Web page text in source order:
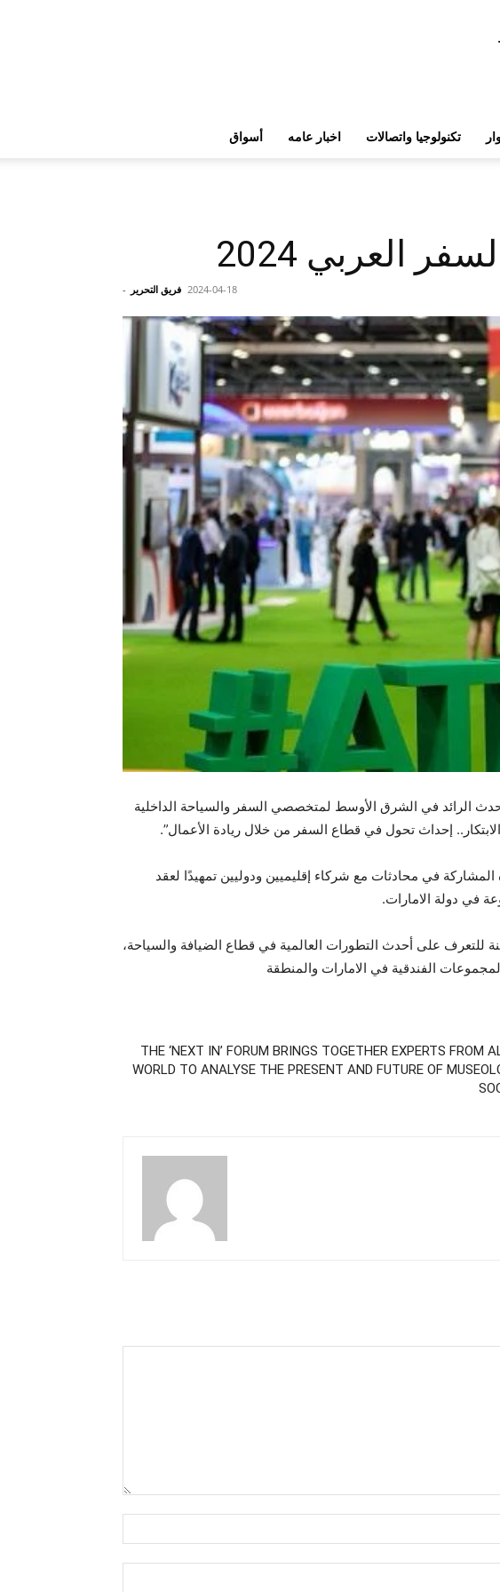
أسواق اخبار عامه تكنولوجيا واتصالات
العربي 2024
فريق التحرير - 2024-04-18
الرائد في الشرق الأوسط لمتخصصي السفر والسياحة الداخلية
في محادثات مع شركاء إقليميين ودوليين تمهيدًا لعقد
في دولة الامارات.
على أحدث التطورات العالمية في قطاع الضيافة والسياحة،
الفندقية في الامارات والمنطقة
THE ‘NEXT IN’ FORUM BRINGS TOGETHER EXPERTS FROM
WORLD TO ANALYSE THE PRESENT AND FUTURE OF